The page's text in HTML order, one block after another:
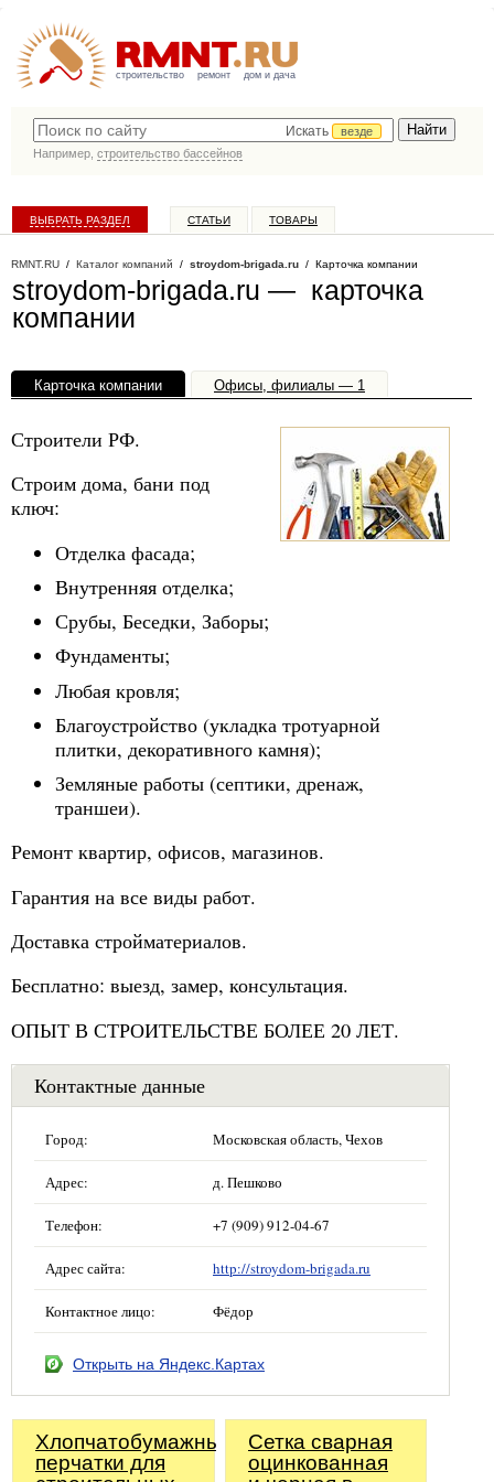
строительство ремонт дом и дача
Искать
везде
Например, строительство бассейнов
ВЫБРАТЬ РАЗДЕЛ СТАТЬИ ТОВАРЫ
RMNT.RU / Каталог компаний / stroydom-brigada.ru / Карточка компании
stroydom-brigada.ru — карточка
компании
Карточка компании Офисы, филиалы — 1
Строители РФ.
Строим дома, бани под
ключ:
Отделка фасада;
Внутренняя отделка;
Срубы, Беседки, Заборы;
Фундаменты;
Любая кровля;
Благоустройство (укладка тротуарной
плитки, декоративного камня);
Земляные работы (септики, дренаж,
траншеи).
Ремонт квартир, офисов, магазинов.
Гарантия на все виды работ.
Доставка стройматериалов.
Бесплатно: выезд, замер, консультация.
ОПЫТ В СТРОИТЕЛЬСТВЕ БОЛЕЕ 20 ЛЕТ.
Контактные данные
Город: Московская область, Чехов
Адрес: д. Пешково
Телефон: +7 (909) 912-04-67
Адрес сайта: http://stroydom-brigada.ru
Контактное лицо: Фёдор
Открыть на Яндекс.Картах
Хлопчатобумажные
перчатки для
Сетка сварная
оцинкованная